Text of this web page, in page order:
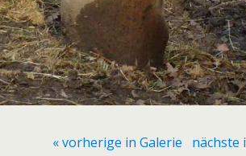
« vorherige in Galerie nächste